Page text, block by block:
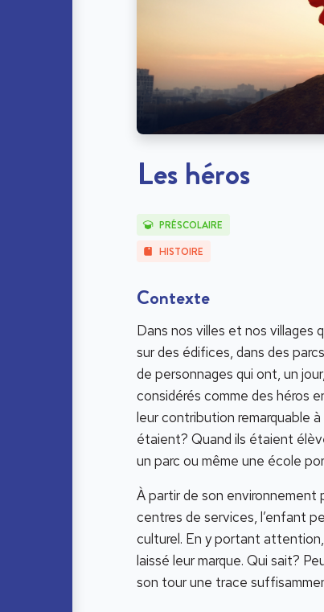
Les héros
PRÉSCOLAIRE
HISTOIRE
Contexte
Dans nos villes et nos villages
sur des édifices, dans des
de personnages qui ont, un
considérés comme des héros
leur contribution remarquable
étaient? Quand ils étaient
un parc ou même une école
À partir de son environnement
centres de services, l’enfant
culturel. En y portant
laissé leur marque. Qui sait?
son tour une trace